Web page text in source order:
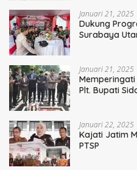
Januari 21, 2025
Dukung
Surabaya
Januari 21, 2025
Memperingati
Plt. Bupati
Januari 22, 2025
Kajati Jatim
PTSP